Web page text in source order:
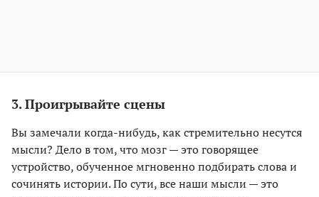
3. Проигрывайте сцены
Вы замечали когда-нибудь, как стремительно несутся
мысли? Дело в том, что мозг — это говорящее
устройство, обученное мгновенно подбирать слова и
сочинять истории. По сути, все наши мысли — это